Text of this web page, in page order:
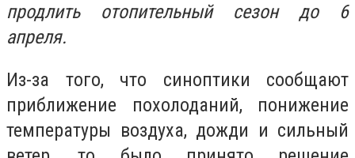
продлить отопительный сезон до 6
апреля.
Из-за того, что синоптики сообщают
приближение похолоданий, понижение
температуры воздуха, дожди и сильный